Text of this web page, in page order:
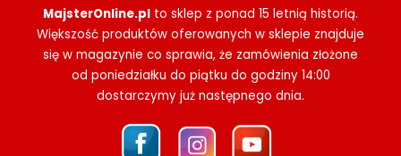
MajsterOnline.pl to sklep z ponad 15 letnią historią.
Większość produktów oferowanych w sklepie znajduje
się w magazynie co sprawia, że zamówienia złożone
od poniedziałku do piątku do godziny 14:00
dostarczymy już następnego dnia.